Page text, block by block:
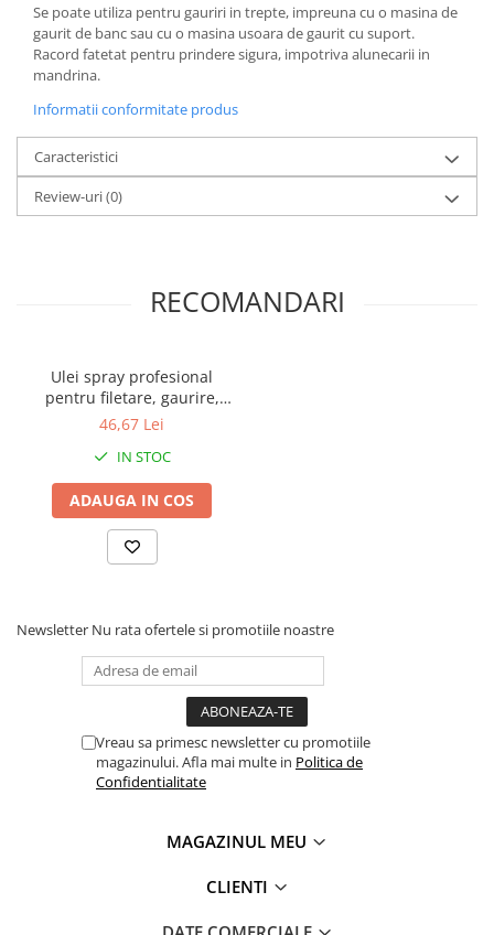
Se poate utiliza pentru gauriri in trepte, impreuna cu o masina de
gaurit de banc sau cu o masina usoara de gaurit cu suport.
Racord fatetat pentru prindere sigura, impotriva alunecarii in
mandrina.
Informatii conformitate produs
Caracteristici
Review-uri(0)
RECOMANDARI
Ulei spray profesional
pentru filetare, gaurire,
frezare, Faren F71, 400 ml
46,67 Lei
IN STOC
ADAUGA IN COS
Newsletter Nu rata ofertele si promotiile noastre
Vreau sa primesc newsletter cu promotiile
magazinului. Afla mai multe in Politica de
Confidentialitate
MAGAZINUL MEU
CLIENTI